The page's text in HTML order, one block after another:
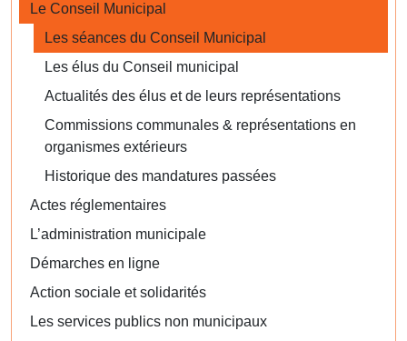
Le Conseil Municipal
Les séances du Conseil Municipal
Les élus du Conseil municipal
Actualités des élus et de leurs représentations
Commissions communales & représentations en
organismes extérieurs
Historique des mandatures passées
Actes réglementaires
L’administration municipale
Démarches en ligne
Action sociale et solidarités
Les services publics non municipaux